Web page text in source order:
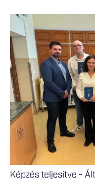
Képzés teljesítve -